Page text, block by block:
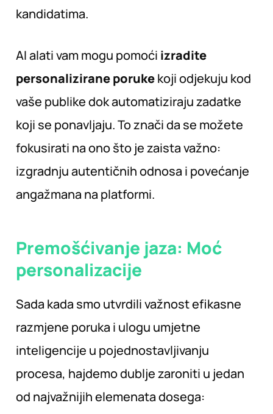
kandidatima.
AI alati vam mogu pomoći izradite
personalizirane porukekoji odjekuju kod
vaše publike dok automatiziraju zadatke
koji se ponavljaju. To znači da se možete
fokusirati na ono što je zaista važno:
izgradnju autentičnih odnosa i povećanje
angažmana na platformi.
Premošćivanje jaza: Moć
personalizacije
Sada kada smo utvrdili važnost efikasne
razmjene poruka i ulogu umjetne
inteligencije u pojednostavljivanju
procesa, hajdemo dublje zaroniti u jedan
od najvažnijih elemenata dosega: